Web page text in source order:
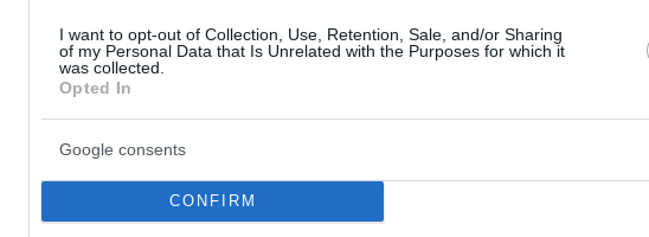
I want to opt-out of Collection, Use, Retention, Sale, and/or Sharing
of my Personal Data that Is Unrelated with the Purposes for which it
was collected.
Opted In
Google consents
CONFIRM